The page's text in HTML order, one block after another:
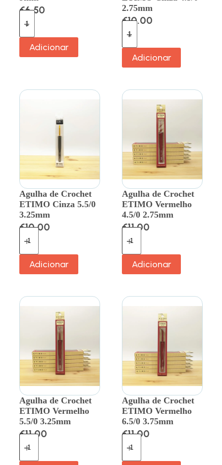
€6.50
Adicionar
2.75mm
€10.00
Adicionar
Agulha de Crochet
ETIMO Cinza 5.5/0
3.25mm
€10.00
Adicionar
Agulha de Crochet
ETIMO Vermelho
4.5/0 2.75mm
€11.00
Adicionar
Agulha de Crochet
ETIMO Vermelho
5.5/0 3.25mm
€11.00
Agulha de Crochet
ETIMO Vermelho
6.5/0 3.75mm
€11.00